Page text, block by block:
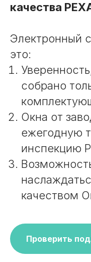
качества
Электронный
это:
собрано
Окна от
ежегодную
инспекцию
качеством
Проверить